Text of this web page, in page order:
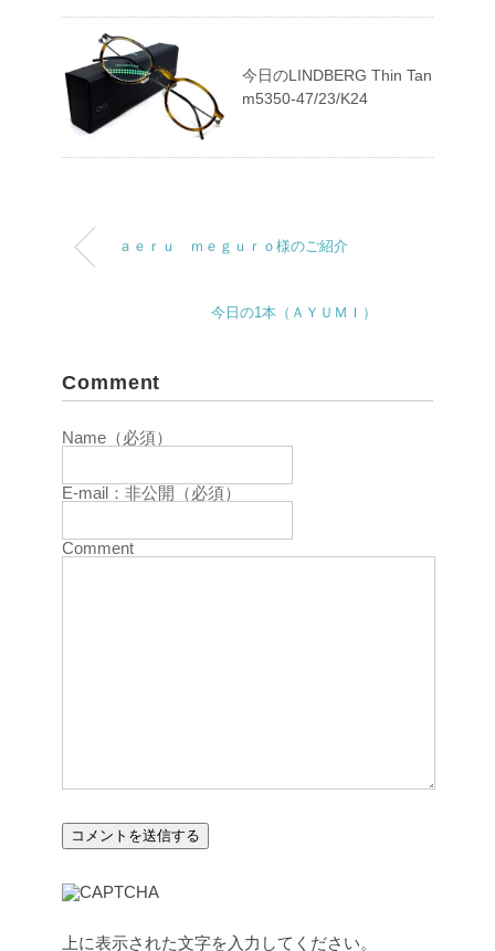
今日のLINDBERG Thin Tan
m5350-47/23/K24
ａｅｒｕ ｍｅｇｕｒｏ様のご紹介
今日の1本（ＡＹＵＭＩ）
Comment
Name（必須）
E-mail：非公開（必須）
Comment
上に表示された文字を入力してください。